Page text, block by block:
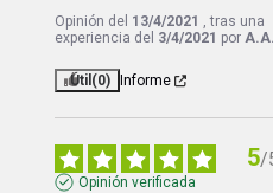
Opinión del 13/4/2021 , tras una
experiencia del 3/4/2021 por
Útil (0) Informe
5/
Opinión verificada